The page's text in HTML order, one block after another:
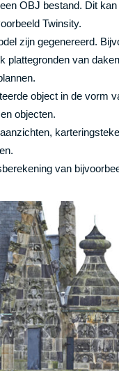
OBJ bestand. Dit
Twinsity.
zijn gegenereerd.
plattegronden van
object in de vorm
objecten.
van